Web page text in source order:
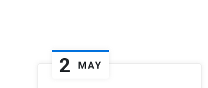
2 MAY